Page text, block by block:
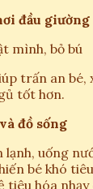
đầu giường
mình, bỏ bú
trấn an bé,
tốt hơn.
đồ sống
uống
bé khó
hóa nhạy